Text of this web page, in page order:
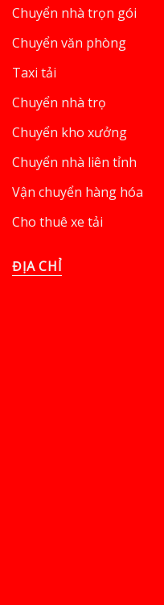
Chuyển nhà trọn gói
Chuyển văn phòng
Taxi tải
Chuyển nhà trọ
Chuyển kho xưởng
Chuyển nhà liên tỉnh
Vận chuyển hàng hóa
Cho thuê xe tải
ĐỊA CHỈ